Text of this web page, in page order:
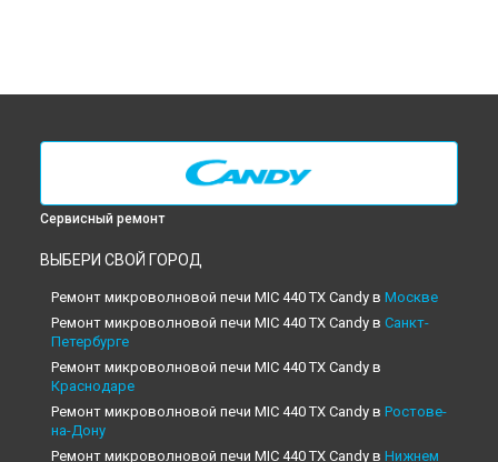
Сервисный ремонт
ВЫБЕРИ СВОЙ ГОРОД
Ремонт микроволновой печи MIC 440 TX Candy в Москве
Ремонт микроволновой печи MIC 440 TX Candy в Санкт-
Петербурге
Ремонт микроволновой печи MIC 440 TX Candy в
Краснодаре
Ремонт микроволновой печи MIC 440 TX Candy в Ростове-
на-Дону
Ремонт микроволновой печи MIC 440 TX Candy в Нижнем